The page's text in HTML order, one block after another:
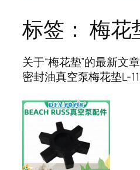
标签： 梅花
关于“梅花垫”的最新文
密封油真空泵梅花垫L-